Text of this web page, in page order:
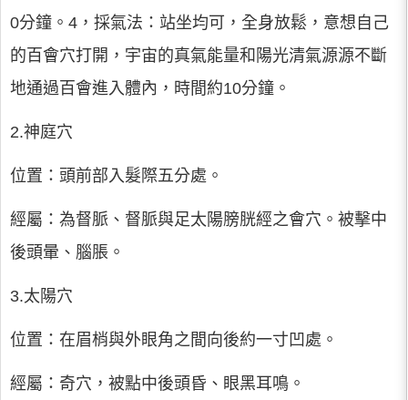
0分鐘。4，採氣法：站坐均可，全身放鬆，意想自己
的百會穴打開，宇宙的真氣能量和陽光清氣源源不斷
地通過百會進入體內，時間約10分鐘。
2.神庭穴
位置：頭前部入髮際五分處。
經屬：為督脈、督脈與足太陽膀胱經之會穴。被擊中
後頭暈、腦脹。
3.太陽穴
位置：在眉梢與外眼角之間向後約一寸凹處。
經屬：奇穴，被點中後頭昏、眼黑耳鳴。